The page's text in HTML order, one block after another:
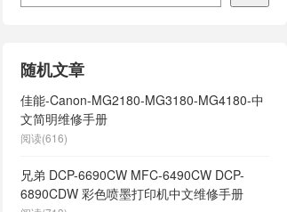
随机文章
佳能-Canon-MG2180-MG3180-MG4180-中
文简明维修手册
阅读(616)
兄弟 DCP-6690CW MFC-6490CW DCP-
6890CDW 彩色喷墨打印机中文维修手册